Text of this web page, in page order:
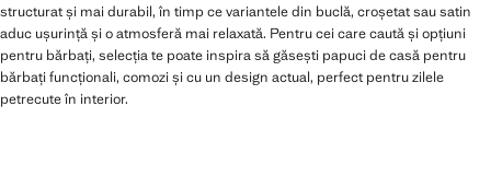
structurat și mai durabil, în timp ce variantele din buclă, croșetat sau satin
aduc ușurință și o atmosferă mai relaxată. Pentru cei care caută și opțiuni
pentru bărbați, selecția te poate inspira să găsești papuci de casă pentru
bărbați funcționali, comozi și cu un design actual, perfect pentru zilele
petrecute în interior.